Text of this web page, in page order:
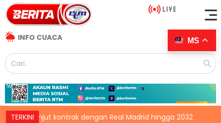
INFO CUACA
TERKINI
lanjut kontrak dengan Real Madrid hingga 2032
MS